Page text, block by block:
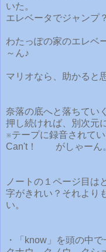
いた。
エレベータでジャンプ
わたっぽの家のエレベ
～ん♪
マリオなら、助かると
奈落の底へと落ちてい
押し続ければ、別次元
※テープに録音されて
Can't！ がしゃーん
ノートの１ページ目は
字がきれい？それより
い。
・「know」を頭の中